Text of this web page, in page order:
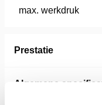
max. werkdruk
Prestatie
Algemene